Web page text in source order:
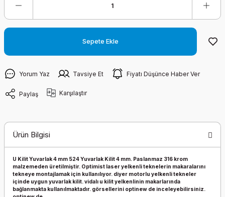
Sepete Ekle
Yorum Yaz Tavsiye Et Fiyatı Düşünce Haber Ver
Paylaş Karşılaştır
Ürün Bilgisi
U Kilit Yuvarlak 4 mm 524 Yuvarlak Kilit 4 mm. Paslanmaz 316 krom
malzemeden üretilmiştir. Optimist laser yelkenli teknelerin makaralarını
tekneye montajlamak için kullanılıyor. diyer motorlu yelkenli tekneler
içinde uygun yuvarlak kilit. vidalı u kilit yelkenlinin makarlarında
bağlanmakta kullanılmaktadır. görsellerini optinew de inceleyebilirsiniz.